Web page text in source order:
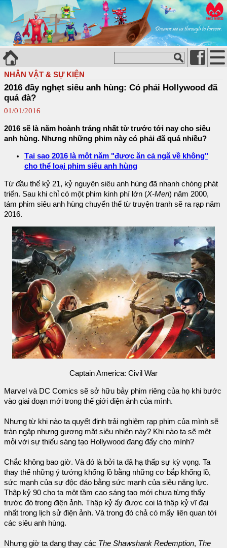
NHÂN VẬT & SỰ KIỆN
2016 đầy nghẹt siêu anh hùng: Có phải Hollywood đã
quá đà?
01/01/2016
2016 sẽ là năm hoành tráng nhất từ trước tới nay cho siêu
anh hùng. Nhưng những phim này có phải đã quá nhiều?
Tại sao 2016 là một năm "được ăn cả ngã về không"
cho thể loại phim siêu anh hùng
Từ đầu thế kỷ 21, kỷ nguyên siêu anh hùng đã nhanh chóng phát
triển. Sau khi chỉ có một phim kinh phí lớn (X-Men) năm 2000,
tám phim siêu anh hùng chuyển thể từ truyện tranh sẽ ra rạp năm
2016.
Captain America: Civil War
Marvel và DC Comics sẽ sở hữu bảy phim riêng của họ khi bước
vào giai đoạn mới trong thế giới điện ảnh của mình.
Nhưng từ khi nào ta quyết định trải nghiệm rạp phim của mình sẽ
tràn ngập nhưng gương mặt siêu nhiên này? Khi nào ta sẽ mệt
mỏi với sự thiếu sáng tạo Hollywood đang đẩy cho mình?
Chắc không bao giờ. Và đó là bởi ta đã hạ thấp sự kỳ vọng. Ta
thay thế những ý tưởng khổng lồ bằng những cơ bắp khổng lồ,
sức mạnh của sự độc đáo bằng sức mạnh của siêu năng lực.
Thập kỷ 90 cho ta một tầm cao sáng tạo mới chưa từng thấy
trước đó trong điện ảnh. Thập kỷ ấy được coi là thập kỷ vĩ đại
nhất trong lịch sử điện ảnh. Và trong đó chả có mấy liên quan tới
các siêu anh hùng.
Nhưng giờ ta đang thay các The Shawshank Redemption, The